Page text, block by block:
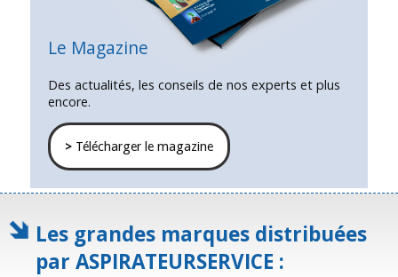
Le Magazine
Des actualités, les conseils de nos experts et plus
encore.
>Télécharger le magazine
Les grandes marques distribuées
par ASPIRATEURSERVICE :